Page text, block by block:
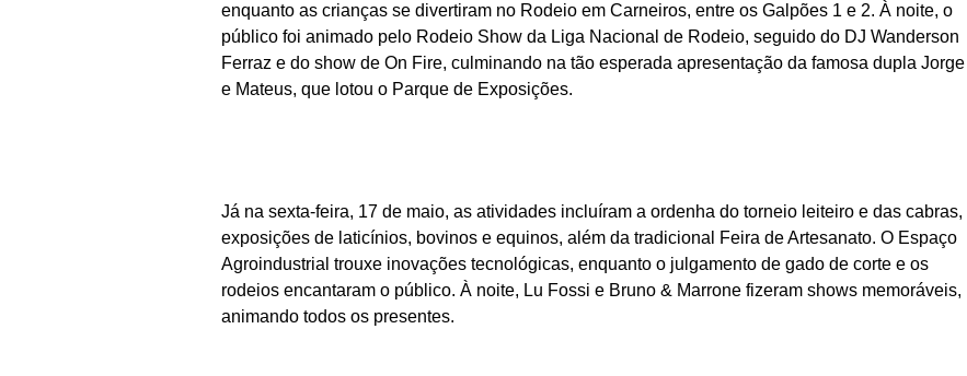
enquanto as crianças se divertiram no Rodeio em Carneiros, entre os Galpões 1 e 2. À noite, o
público foi animado pelo Rodeio Show da Liga Nacional de Rodeio, seguido do DJ Wanderson
Ferraz e do show de On Fire, culminando na tão esperada apresentação da famosa dupla Jorge
e Mateus, que lotou o Parque de Exposições.
Já na sexta-feira, 17 de maio, as atividades incluíram a ordenha do torneio leiteiro e das cabras,
exposições de laticínios, bovinos e equinos, além da tradicional Feira de Artesanato. O Espaço
Agroindustrial trouxe inovações tecnológicas, enquanto o julgamento de gado de corte e os
rodeios encantaram o público. À noite, Lu Fossi e Bruno & Marrone fizeram shows memoráveis,
animando todos os presentes.